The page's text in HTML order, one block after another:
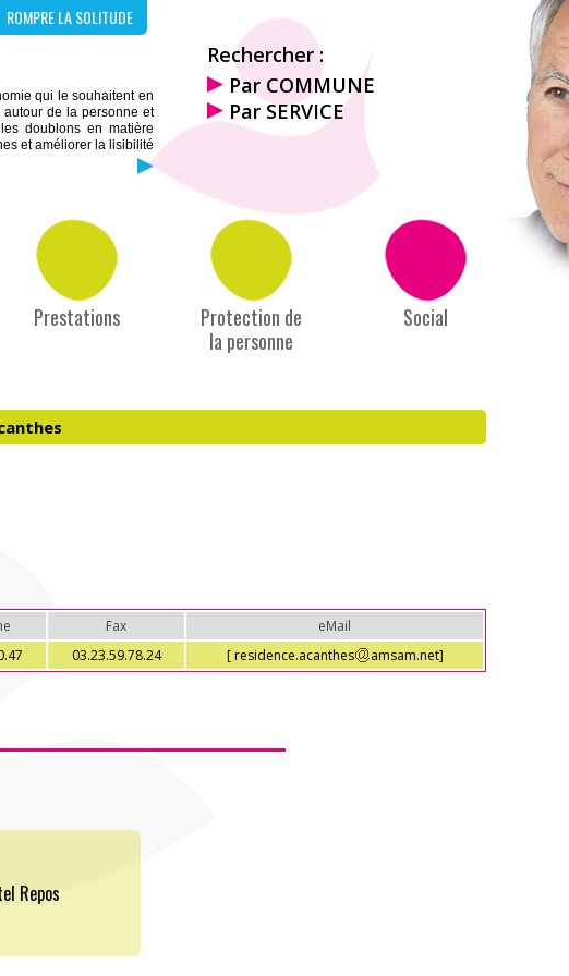
ROMPRE LA SOLITUDE
qui le souhaitent en
autour de la personne et
doublons en matière
et améliorer la lisibilité
Rechercher :
Par COMMUNE
Par SERVICE
Prestations
Protection de
la personne
Social
Fax
eMail
03.23.59.78.24 [ residence.acanthes amsam.net]
Repos